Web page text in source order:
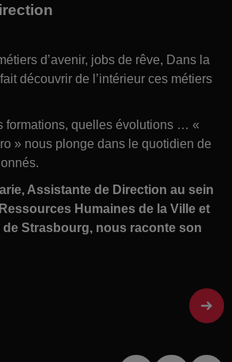
d’avenir, jobs de rêve, Dans la
découvrir de l’intérieur ces métiers
formations, quelles évolutions … «
» nous plonge dans le quotidien de
Assistante de Direction au sein
Humaines de la Ville et
de Strasbourg, nous raconte son